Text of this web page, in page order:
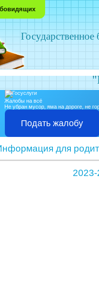
Жалобы на всё
Не убран мусор, яма на дороге, не
Подать жалобу
для